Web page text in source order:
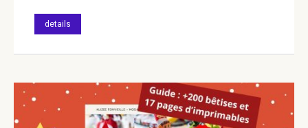
details